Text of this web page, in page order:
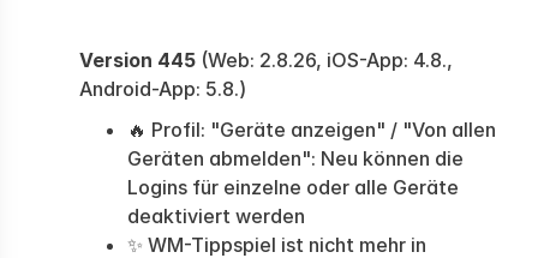
Version 445 (Web: 2.8.26, iOS-App: 4.8.,
Android-App: 5.8.)
🔥 Profil: "Geräte anzeigen" / "Von allen
Geräten abmelden": Neu können die
Logins für einzelne oder alle Geräte
deaktiviert werden
✨ WM-Tippspiel ist nicht mehr in